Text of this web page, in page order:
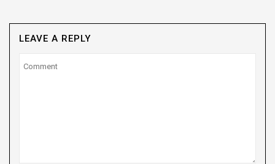
LEAVE A REPLY